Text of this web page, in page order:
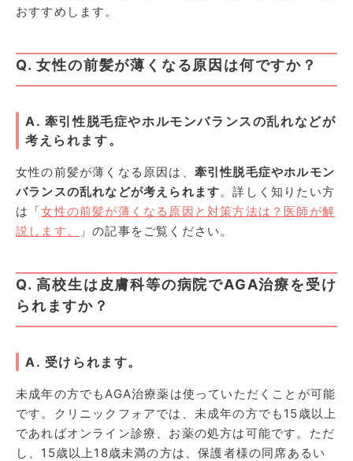
おすすめします。
Q. 女性の前髪が薄くなる原因は何ですか？
A. 牽引性脱毛症やホルモンバランスの乱れなどが
考えられます。
女性の前髪が薄くなる原因は、 牽引性脱毛症やホルモン
バランスの乱れなどが考えられます。詳しく知りたい方
は「女性の前髪が薄くなる原因と対策方法は？医師が解
説します。
」の記事をご覧ください。
Q. 高校生は皮膚科等の病院でAGA治療を受け
られますか？
A. 受けられます。
未成年の方でもAGA治療薬は使っていただくことが可能
です。クリニックフォアでは、未成年の方でも15歳以上
であればオンライン診療、お薬の処方は可能です。ただ
し、15歳以上18歳未満の方は、保護者様の同席あるい